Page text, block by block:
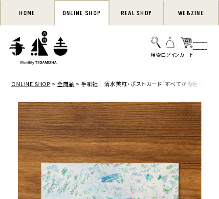
HOME ONLINE SHOP REAL SHOP WEBZINE
ONLINE SHOP 全商品 手紙社｜清水美紅・ポストカード「すべてが湖色の二人